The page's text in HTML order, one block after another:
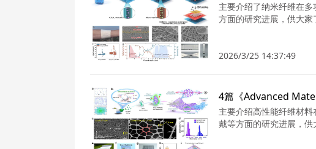
主要介绍了纳米纤维在
方面的研究进展，供大家
2026/3/25 14:37:49
主要介绍高性能纤维材
戴等方面的研究进展，供